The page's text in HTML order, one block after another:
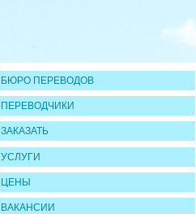
БЮРО ПЕРЕВОДОВ
ПЕРЕВОДЧИКИ
ЗАКАЗАТЬ
УСЛУГИ
ЦЕНЫ
ВАКАНСИИ